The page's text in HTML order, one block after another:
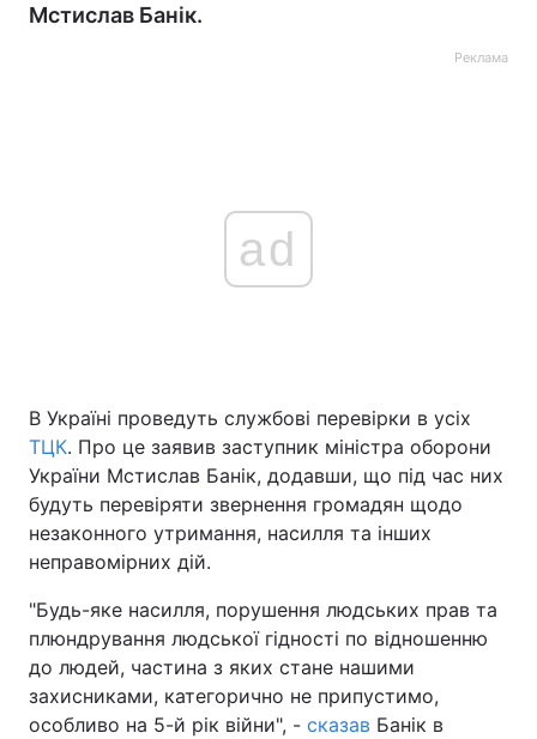
Мстислав Банік.
Реклама
ad
В Україні проведуть службові перевірки в усіх
ТЦК. Про це заявив заступник міністра оборони
України Мстислав Банік, додавши, що під час них
будуть перевіряти звернення громадян щодо
незаконного утримання, насилля та інших
неправомірних дій.
"Будь-яке насилля, порушення людських прав та
плюндрування людської гідності по відношенню
до людей, частина з яких стане нашими
захисниками, категорично не припустимо,
особливо на 5-й рік війни", - сказав Банік в